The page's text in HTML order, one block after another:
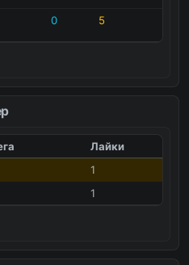
0 5
Лайки
1
1